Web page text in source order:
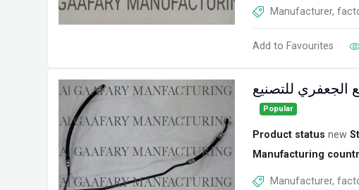
Manufacturer,
Add to Favourites
للتصنيع
Popular
Product status new
Manufacturing
Manufacturer,